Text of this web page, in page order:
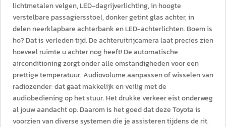
lichtmetalen velgen, LED-dagrijverlichting, in hoogte
verstelbare passagiersstoel, donker getint glas achter, in
delen neerklapbare achterbank en LED-achterlichten. Boem is
ho? Dat is verleden tijd. De achteruitrijcamera laat precies zien
hoeveel ruimte u achter nog heeft! De automatische
airconditioning zorgt onder alle omstandigheden voor een
prettige temperatuur. Audiovolume aanpassen of wisselen van
radiozender: dat gaat makkelijk en veilig met de
audiobediening op het stuur. Het drukke verkeer eist onderweg
al jouw aandacht op. Daarom is het goed dat deze Toyota is
voorzien van diverse systemen die je assisteren tijdens de rit.